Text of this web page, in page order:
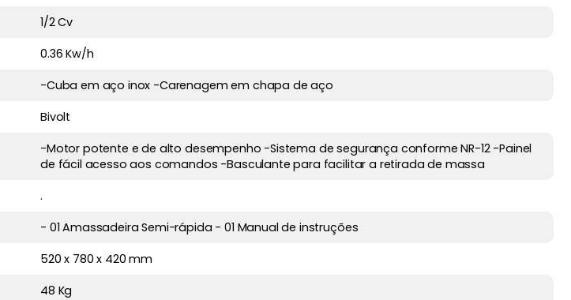
1/2 Cv
0.36 Kw/h
-Cuba em aço inox -Carenagem em chapa de aço
Bivolt
-Motor potente e de alto desempenho -Sistema de segurança conforme NR-12 -Painel
de fácil acesso aos comandos -Basculante para facilitar a retirada de massa
.
- 01 Amassadeira Semi-rápida - 01 Manual de instruções
520 x 780 x 420 mm
48 Kg